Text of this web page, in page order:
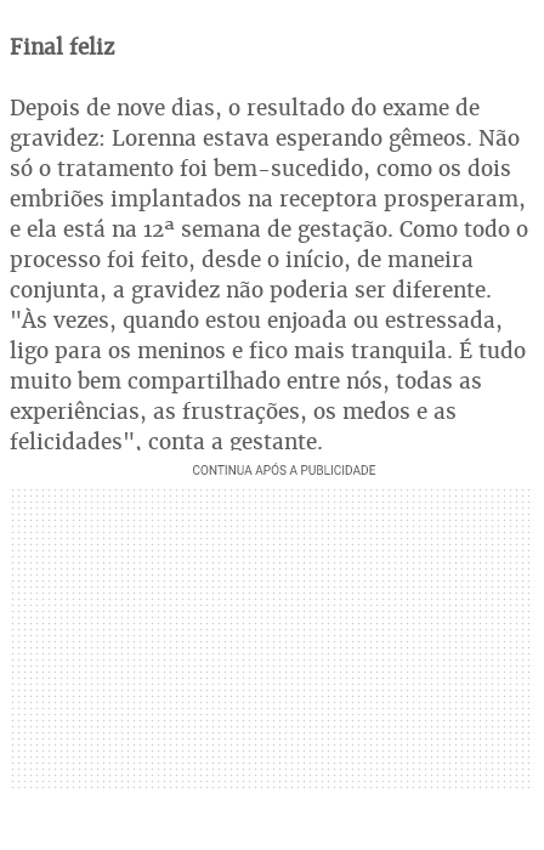
Final feliz
Depois de nove dias, o resultado do exame de
gravidez: Lorenna estava esperando gêmeos. Não
só o tratamento foi bem-sucedido, como os dois
embriões implantados na receptora prosperaram,
e ela está na 12ª semana de gestação. Como todo o
processo foi feito, desde o início, de maneira
conjunta, a gravidez não poderia ser diferente.
"Às vezes, quando estou enjoada ou estressada,
ligo para os meninos e fico mais tranquila. É tudo
muito bem compartilhado entre nós, todas as
experiências, as frustrações, os medos e as
felicidades", conta a gestante.